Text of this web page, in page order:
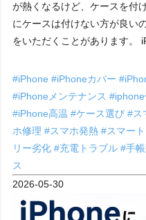
が熱くなるけど、ケースを付
にケースは付けない方が良い
をいただくことがあります。
#iPhone#iPhoneカバー
#iPhoneメンテナンス
#iPhone高温#ケース選び#ス
ホ修理#スマホ発熱#スマー
リー劣化#充電トラブル#手
ス
2026-05-30